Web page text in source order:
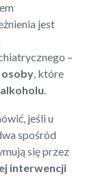
jest
–
osoby, które
.
jeśli u
spośród
się przez
interwencji